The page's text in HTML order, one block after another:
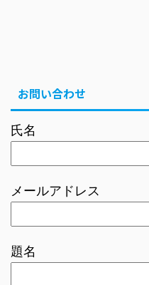
お問い合わせ
氏名
メールアドレス
題名